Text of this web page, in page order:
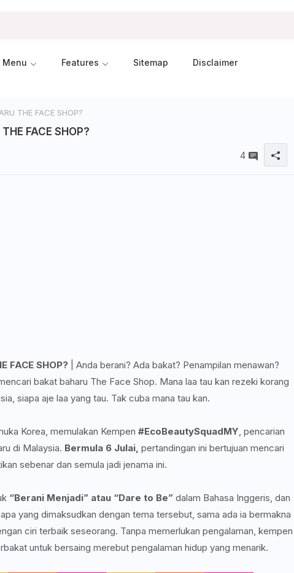
Menu Features Sitemap Disclaimer
THE FACE SHOP?
FACE SHOP?
4
FACE SHOP?| Anda berani? Ada bakat? Penampilan menawan?
bakat baharu The Face Shop. Mana laa tau kan rezeki korang
siapa aje laa yang tau. Tak cuba mana tau kan.
Korea, memulakan Kempen #EcoBeautySquadMY, pencarian
di Malaysia. Bermula 6 Julai, pertandingan ini bertujuan mencari
sebenar dan semula jadi jenama ini.
“Berani Menjadi” atau “Dare to Be”dalam Bahasa Inggeris, dan
yang dimaksudkan dengan tema tersebut, sama ada ia bermakna
ciri terbaik seseorang. Tanpa memerlukan pengalaman, kempen
untuk bersaing merebut pengalaman hidup yang menarik.